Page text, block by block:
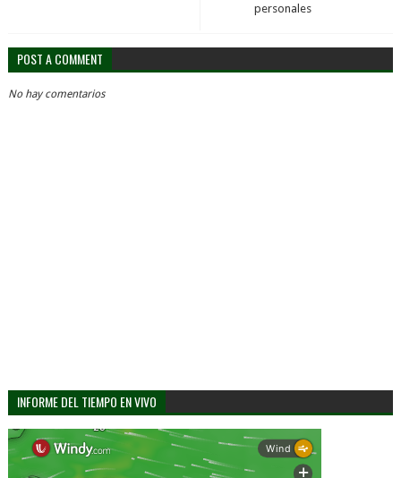
personales
POST A COMMENT
No hay comentarios
INFORME DEL TIEMPO EN VIVO